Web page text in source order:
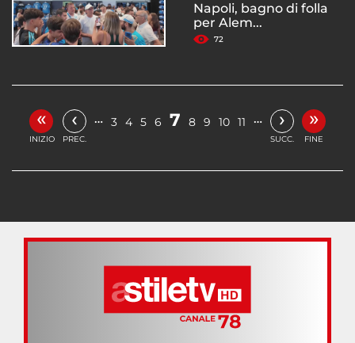
Napoli, bagno di folla
per Alem...
72
«
INIZIO
‹
PREC.
… 3 4 5 6 7 8 9 10 11 … ›
SUCC.
»
FINE